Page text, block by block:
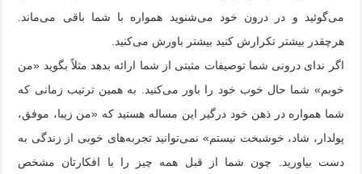
می‌گوئید و در درون خود می‌شنوید همواره با شما باقی می‌ماند.
هرچقدر بیشتر تکرارش کنید بیشتر باورش می‌کنید.
اگر ندای درونی شما توصیفات مثبتی از شما ارائه بدهد مثلاً بگوید «من
خوبم» شما حال خوب خود را باور می‌کنید. به همین ترتیب زمانی که
شما همواره در ذهن خود درگیر این مساله هستید که «من زیبا، موفق،
پولدار، شاد، خوشبخت نیستم» نمی‌توانید تجربه‌های خوبی از زندگی به
دست بیاورید. چون شما از قبل همه چیز را با افکارتان مشخص